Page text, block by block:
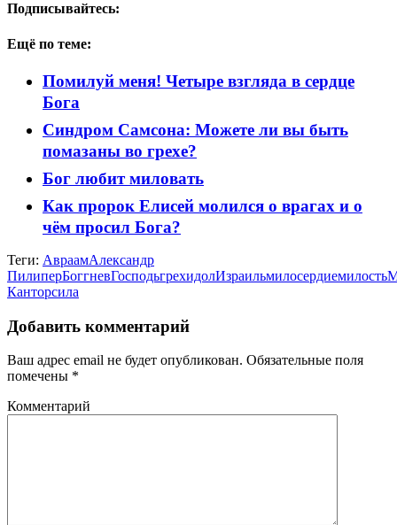
Подписывайтесь:
Ещё по теме:
Помилуй меня! Четыре взгляда в сердце
Бога
Синдром Самсона: Можете ли вы быть
помазаны во грехе?
Бог любит миловать
Как пророк Елисей молился о врагах и о
чём просил Бога?
Теги: АвраамАлександр
ПилиперБоггневГосподьгрехидолИзраильмилосердиемилость
Канторсила
Добавить комментарий
Ваш адрес email не будет опубликован. Обязательные поля
помечены *
Комментарий